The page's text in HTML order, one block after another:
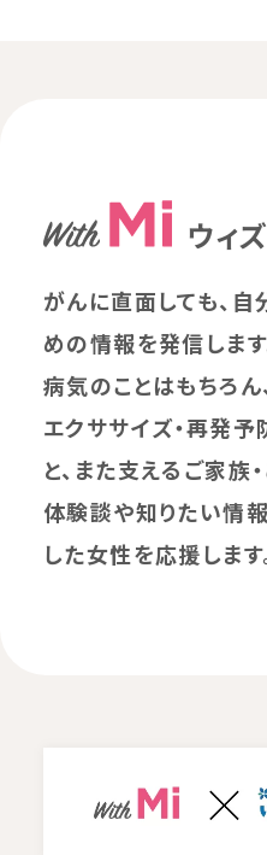
ウィ
がんに直面しても、
めの情報を発信します
病気のことはもちろん
エクササイズ・再発予
と、また支えるご家族
体験談や知りたい情
した女性を応援します